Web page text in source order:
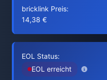
bricklink Preis:
14,38 €
EOL Status:
EOL erreicht